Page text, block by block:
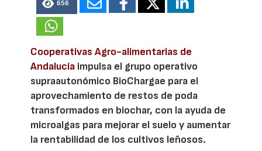
656
Cooperativas Agro-alimentarias de
Andalucía impulsa el grupo operativo
supraautonómico BioChargae para el
aprovechamiento de restos de poda
transformados en biochar, con la ayuda de
microalgas para mejorar el suelo y aumentar
la rentabilidad de los cultivos leñosos.